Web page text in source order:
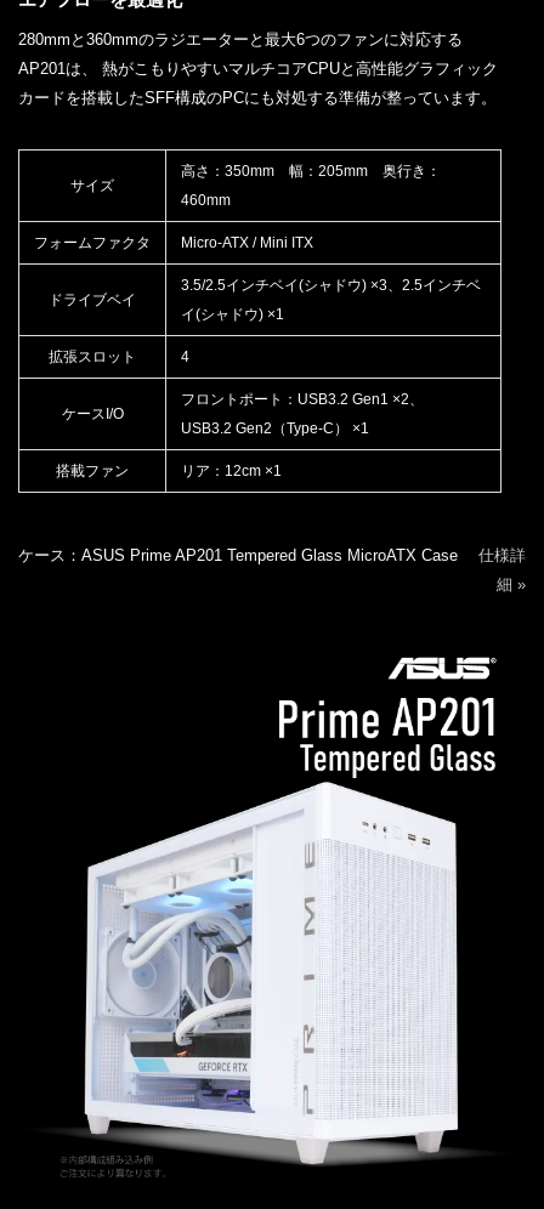
280mmと360mmのラジエーターと最大6つのファンに対応する
AP201は、 熱がこもりやすいマルチコアCPUと高性能グラフィック
カードを搭載したSFF構成のPCにも対処する準備が整っています。
サイズ
高さ：350mm 幅：205mm 奥行き：
460mm
フォームファクタ Micro-ATX / Mini ITX
ドライブベイ
3.5/2.5インチベイ(シャドウ) ×3、2.5インチベ
イ(シャドウ) ×1
拡張スロット 4
ケースI/O
フロントポート：USB3.2 Gen1 ×2、
USB3.2 Gen2（Type-C） ×1
搭載ファン リア：12cm ×1
ケース：ASUS Prime AP201 Tempered Glass MicroATX Case 仕様詳
細 »